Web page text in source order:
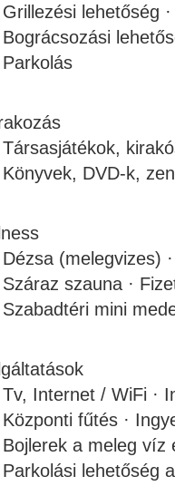
Grillezési lehetőség
Bográcsozási
Parkolás
Társasjátékok,
Könyvek, DVD-k,
Dézsa (melegvizes)
Száraz szauna ·
Szabadtéri mini
Tv, Internet / WiFi ·
Központi fűtés ·
Bojlerek a meleg víz
Parkolási lehetőség